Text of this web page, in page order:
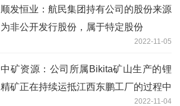
顺发恒业：航民集团持有公司的股份来源
为非公开发行股份，属于特定股份
2022-11-05
中矿资源：公司所属Bikita矿山生产的锂
精矿正在持续运抵江西东鹏工厂的过程中
2022-11-04